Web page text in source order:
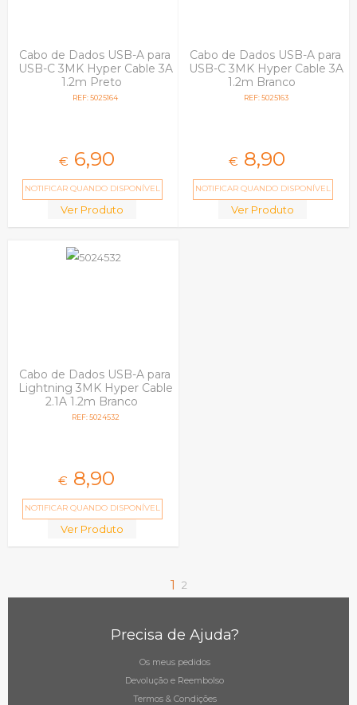
Cabo de Dados USB-A para
USB-C 3MK Hyper Cable 3A
1.2m Preto
REF: 5025164
€ 6,90
NOTIFICAR QUANDO DISPONÍVEL
Ver Produto
Cabo de Dados USB-A para
USB-C 3MK Hyper Cable 3A
1.2m Branco
REF: 5025163
€ 8,90
NOTIFICAR QUANDO DISPONÍVEL
Ver Produto
Cabo de Dados USB-A para
Lightning 3MK Hyper Cable
2.1A 1.2m Branco
REF: 5024532
€ 8,90
NOTIFICAR QUANDO DISPONÍVEL
Ver Produto
1 2
Precisa de Ajuda?
Os meus pedidos
Devolução e Reembolso
Termos & Condições